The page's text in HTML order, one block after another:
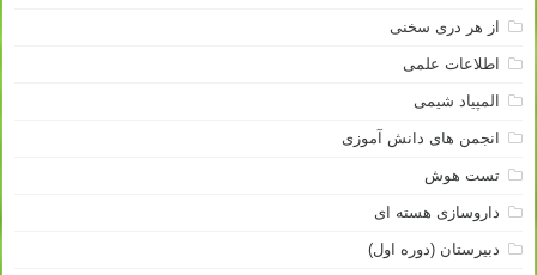
از هر دری سخنی
اطلاعات علمی
المپیاد شیمی
انجمن های دانش آموزی
تست هوش
داروسازی هسته ای
دبیرستان (دوره اول)